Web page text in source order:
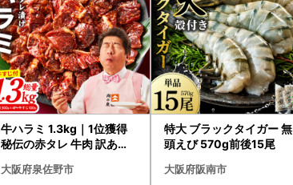
牛ハラミ 1.3kg｜1位獲得
秘伝の赤タレ 牛肉 訳あり
大阪府泉佐野市
特大 ブラックタイガー 無
頭えび 570g前後15尾
大阪府阪南市